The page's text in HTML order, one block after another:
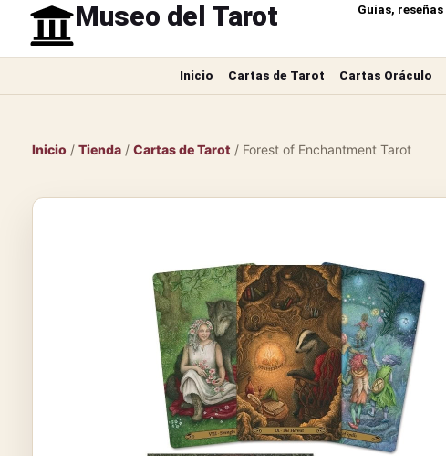
Museo del Tarot Guías,
Inicio Cartas de Tarot Cartas Oráculo
Inicio / Tienda / Cartas de Tarot / Forest of Enchantment Tarot